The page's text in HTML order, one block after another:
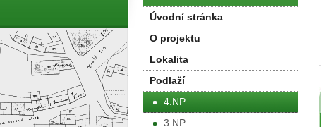
Úvodní stránka
O projektu
Lokalita
Podlaží
4.NP
3.NP